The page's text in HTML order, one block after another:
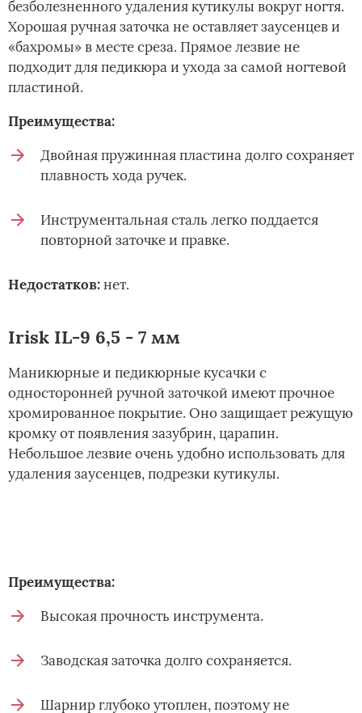
безболезненного удаления кутикулы вокруг ногтя.
Хорошая ручная заточка не оставляет заусенцев и
«бахромы» в месте среза. Прямое лезвие не
подходит для педикюра и ухода за самой ногтевой
пластиной.
Преимущества:
Двойная пружинная пластина долго сохраняет
плавность хода ручек.
Инструментальная сталь легко поддается
повторной заточке и правке.
Недостатков:нет.
Irisk IL-9 6,5 - 7 мм
Маникюрные и педикюрные кусачки с
односторонней ручной заточкой имеют прочное
хромированное покрытие. Оно защищает режущую
кромку от появления зазубрин, царапин.
Небольшое лезвие очень удобно использовать для
удаления заусенцев, подрезки кутикулы.
Преимущества:
Высокая прочность инструмента.
Заводская заточка долго сохраняется.
Шарнир глубоко утоплен, поэтому не